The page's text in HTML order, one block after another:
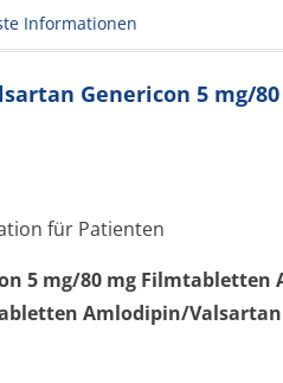
Informationen
Genericon 5 mg/
für Patienten
5 mg/80 mg Filmtabletten
Amlodipin/